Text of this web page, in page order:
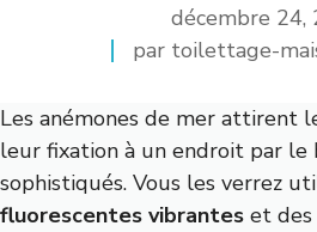
décembre 24,
par toilettage-
Les anémones de mer attirent
leur fixation à un endroit par le
sophistiqués. Vous les verrez
fluorescentes vibrantes et des